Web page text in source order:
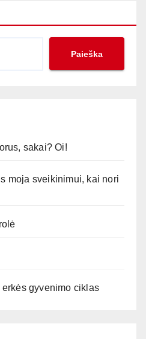
Paieška
sakai? Oi!
moja sveikinimui, kai nori
gyvenimo ciklas